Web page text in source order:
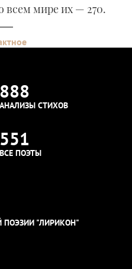
всем мире их — 270.
888
АНАЛИЗЫ СТИХОВ
551
ВСЕ ПОЭТЫ
ПОЭЗИИ "ЛИРИКОН"